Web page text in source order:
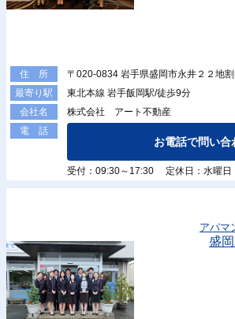
住 所
〒020-0834 岩手県盛岡市永井２２地割
最寄り駅
東北本線 岩手飯岡駅/徒歩9分
会社名
株式会社 アート不動産
電 話
お電話で問い合
受付：09:30～17:30 定休日：水曜日
アパマ
盛